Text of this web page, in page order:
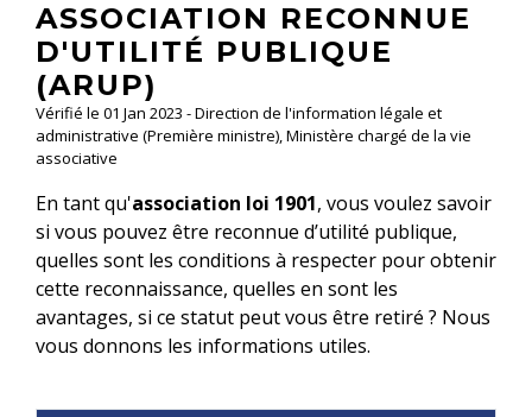
ASSOCIATION RECONNUE
D'UTILITÉ PUBLIQUE
(ARUP)
Vérifié le 01 Jan 2023 - Direction de l'information légale et
administrative (Première ministre), Ministère chargé de la vie
associative
En tant qu'association loi 1901, vous voulez savoir
si vous pouvez être reconnue d’utilité publique,
quelles sont les conditions à respecter pour obtenir
cette reconnaissance, quelles en sont les
avantages, si ce statut peut vous être retiré ? Nous
vous donnons les informations utiles.